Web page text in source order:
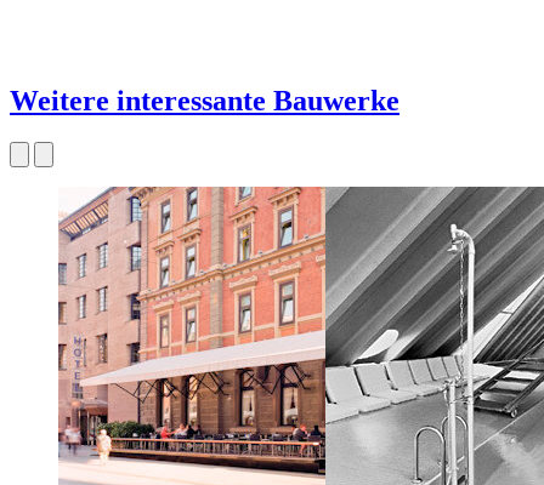
Weitere interessante Bauwerke